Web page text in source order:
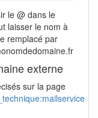
le @ dans le
laisser le nom à
remplacé par
externe
sur la page